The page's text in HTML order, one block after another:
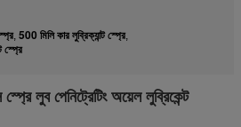
, 500 মিলি কার লুব্রিক্যান্ট স্প্রে,
স্প্রে
স্প্রে লুব পেনিট্রেটিং অয়েল লুব্রিকেন্ট